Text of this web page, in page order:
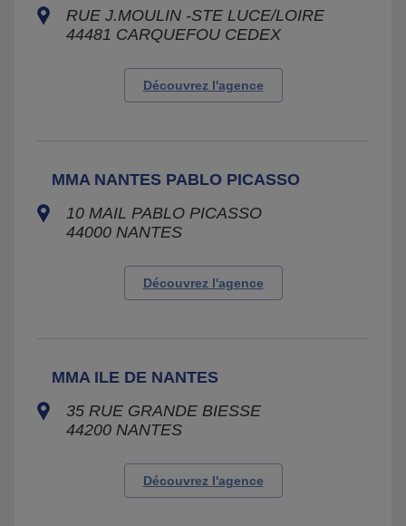
RUE J.MOULIN -STE LUCE/LOIRE
44481 CARQUEFOU CEDEX
Découvrez l'agence
MMA NANTES PABLO PICASSO
10 MAIL PABLO PICASSO
44000 NANTES
Découvrez l'agence
MMA ILE DE NANTES
35 RUE GRANDE BIESSE
44200 NANTES
Découvrez l'agence